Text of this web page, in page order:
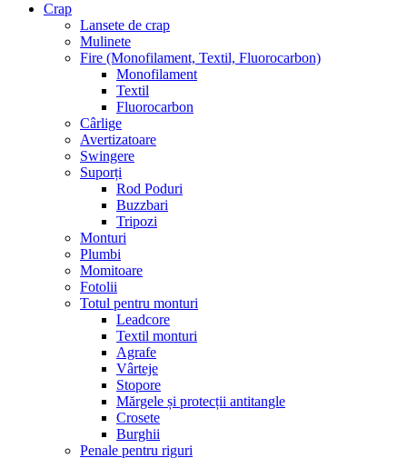
Crap
Lansete de crap
Mulinete
Fire (Monofilament, Textil, Fluorocarbon)
Monofilament
Textil
Fluorocarbon
Cârlige
Avertizatoare
Swingere
Suporți
Rod Poduri
Buzzbari
Tripozi
Monturi
Plumbi
Momitoare
Fotolii
Totul pentru monturi
Leadcore
Textil monturi
Agrafe
Vârteje
Stopore
Mărgele și protecții antitangle
Crosete
Burghii
Penale pentru riguri